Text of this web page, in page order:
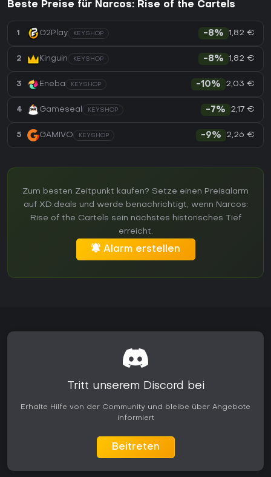
Beste Preise für Narcos: Rise of the Cartels
1 G2Play KEYSHOP -8% 1,82 €
2 Kinguin KEYSHOP -8% 1,82 €
3 Eneba KEYSHOP -10% 2,03 €
4 Gameseal KEYSHOP -7% 2,17 €
5 GAMIVO KEYSHOP -9% 2,26 €
Zum besten Zeitpunkt kaufen? Setze einen Preisalarm
auf XD.deals und werde benachrichtigt, wenn Narcos:
Rise of the Cartels sein nächstes historisches Tief
erreicht.
Alarm erstellen
Tritt unserem Discord bei
Erhalte Hilfe von der Community und bleibe über Angebote
informiert
Beitreten